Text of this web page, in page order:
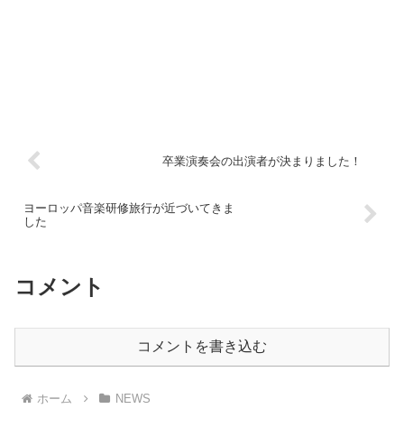
卒業演奏会の出演者が決まりました！
ヨーロッパ音楽研修旅行が近づいてきま
した
コメント
コメントを書き込む
ホーム NEWS